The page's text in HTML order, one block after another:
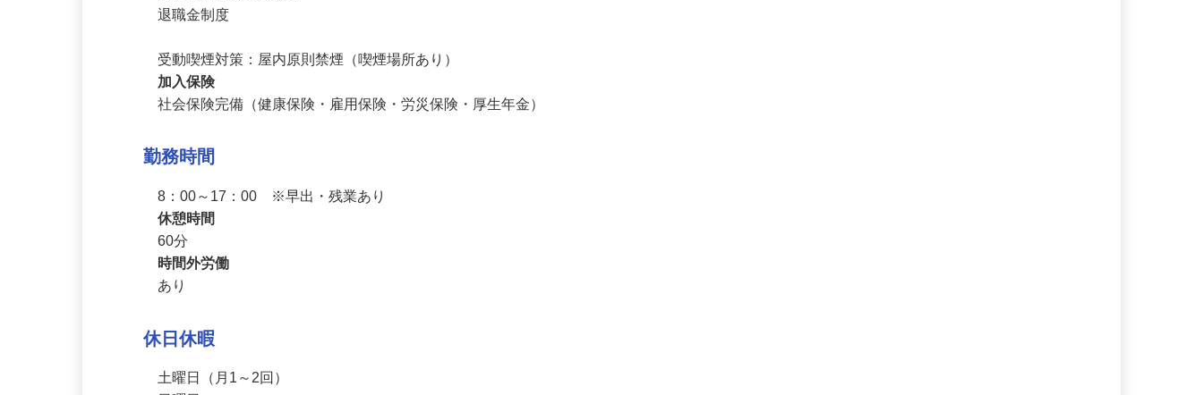
車通勤可
退職金制度
受動喫煙対策：屋内原則禁煙（喫煙場所あり）
社会保険完備（健康保険・雇用保険・労災保険・厚生年金）
勤務時間
8：00～17：00　※早出・残業あり
休憩時間
60分
あり
休日休暇